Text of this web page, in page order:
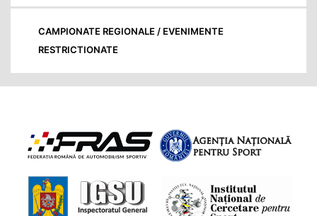
CAMPIONATE REGIONALE / EVENIMENTE
RESTRICTIONATE